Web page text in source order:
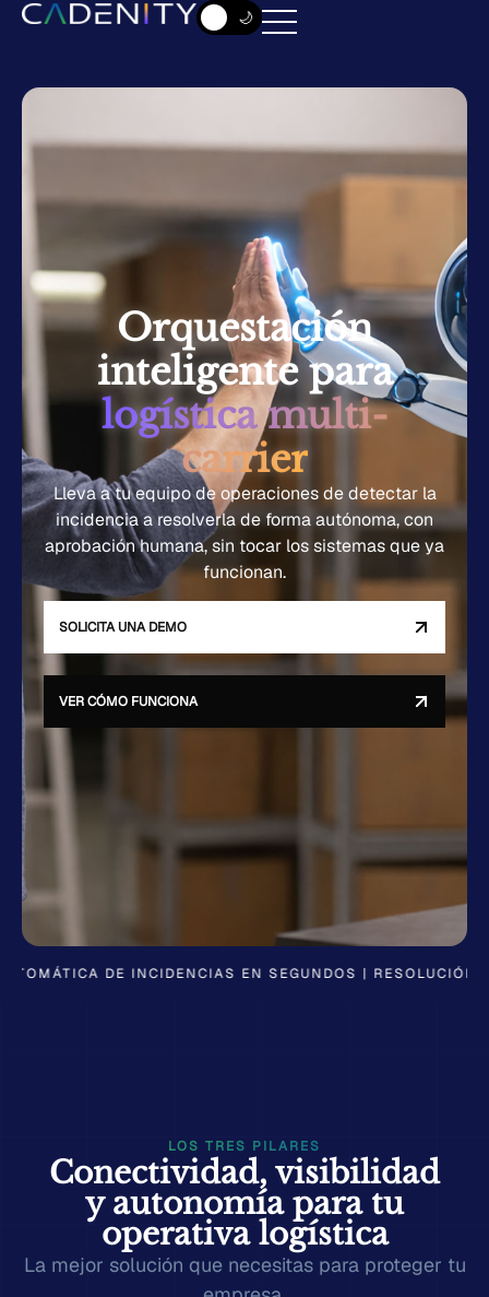
🌙
Orquestación
inteligente para
logística multi-
carrier
Lleva a tu equipo de operaciones de detectar la
incidencia a resolverla de forma autónoma, con
aprobación humana, sin tocar los sistemas que ya
funcionan.
SOLICITA UNA DEMO
VER CÓMO FUNCIONA
DE INCIDENCIAS EN SEGUNDOS | RESOLUCIÓN
LOS TRES PILARES
Conectividad, visibilidad
y autonomía para tu
operativa logística
La mejor solución que necesitas para proteger tu